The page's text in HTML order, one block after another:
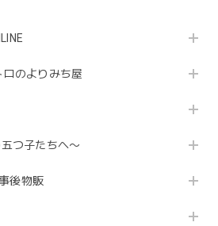
ロのよりみち屋
つ子たちへ〜
後物販